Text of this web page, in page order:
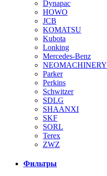
Dynapac
HOWO
JCB
KOMATSU
Kubota
Lonking
Mercedes-Benz
NEOMACHINERY
Parker
Perkins
Schwitzer
SDLG
SHAANXI
SKF
SORL
Terex
ZWZ
Фильтры